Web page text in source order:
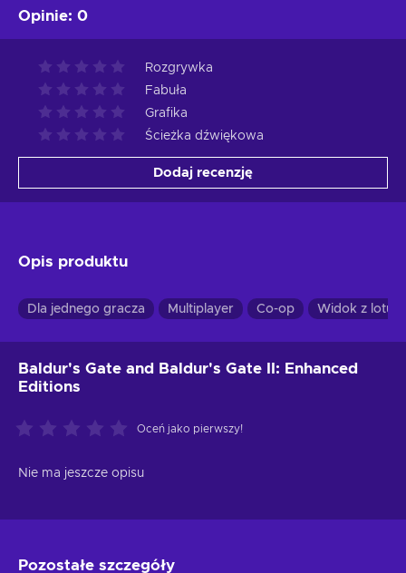
Opinie: 0
Rozgrywka
Fabuła
Grafika
Ścieżka dźwiękowa
Dodaj recenzję
Opis produktu
Dla jednego gracza Multiplayer Co-op Widok z lotu
Baldur's Gate and Baldur's Gate II: Enhanced
Editions
Oceń jako pierwszy!
Nie ma jeszcze opisu
Pozostałe szczegóły